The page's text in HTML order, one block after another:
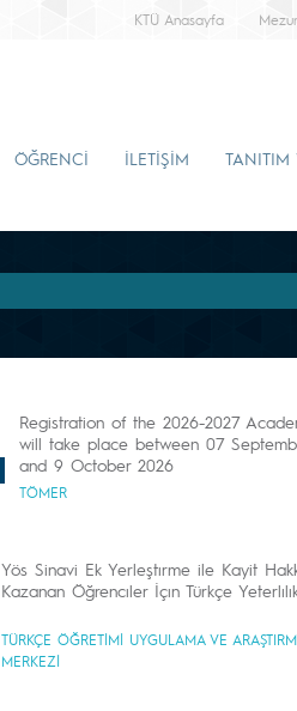
KTÜ Anasayfa
ÖĞRENCİ İLETİŞİM TANITIM
Registration of the 2026-2027
will take place between 07
and 9 October 2026
TÖMER
Yös Sinavi Ek Yerleştırme ile Kayit
Kazanan Öğrencıler İçın Türkçe
TÜRKÇE ÖĞRETİMİ UYGULAMA VE
MERKEZİ